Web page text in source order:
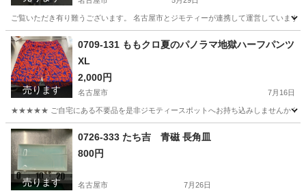
ご覧いただき有り難うございます。 名古屋市とジモティーが連携して運営してい
愛知 名古屋市 スポーツウェア リユース
売ります
0709-131 ももクロ夏のパノラマ地獄ハーフパンツ
XL
2,000円
名古屋市 7月16日
★★★★★ ご自宅にある不要品を是非ジモティースポットへお持ち込みしませんか？
愛知 名古屋市 ももクロ
売ります
0726-333 たち吉 青磁 長角皿
800円
名古屋市 7月26日